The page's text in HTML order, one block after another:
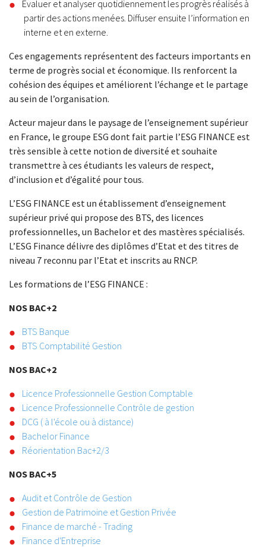
Evaluer et analyser quotidiennement les progrès réalisés à
partir des actions menées. Diffuser ensuite l’information en
interne et en externe.
Ces engagements représentent des facteurs importants en
terme de progrès social et économique. Ils renforcent la
cohésion des équipes et améliorent l’échange et le partage
au sein de l’organisation.
Acteur majeur dans le paysage de l’enseignement supérieur
en France, le groupe ESG dont fait partie l’ESG FINANCE est
très sensible à cette notion de diversité et souhaite
transmettre à ces étudiants les valeurs de respect,
d’inclusion et d’égalité pour tous.
L’ESG FINANCE est un établissement d’enseignement
supérieur privé qui propose des BTS, des licences
professionnelles, un Bachelor et des mastères spécialisés.
L’ESG Finance délivre des diplômes d’Etat et des titres de
niveau 7 reconnu par l’Etat et inscrits au RNCP.
Les formations de l’ESG FINANCE :
NOS BAC+2
BTS Banque
BTS Comptabilité Gestion
NOS BAC+2
Licence Professionnelle Gestion Comptable
Licence Professionnelle Contrôle de gestion
DCG ( à l'école ou à distance)
Bachelor Finance
Réorientation Bac+2/3
NOS BAC+5
Audit et Contrôle de Gestion
Gestion de Patrimoine et Gestion Privée
Finance de marché - Trading
Finance d'Entreprise